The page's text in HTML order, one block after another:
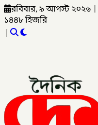
রবিবার, ৯ আগস্ট ২০২৬
১৪৪৮ হিজরি
|